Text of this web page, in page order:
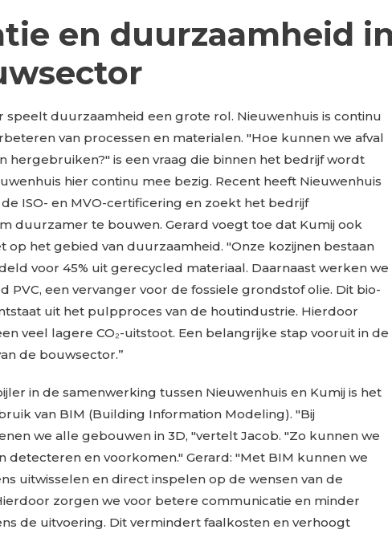
en duurzaamheid in
speelt duurzaamheid een grote rol. Nieuwenhuis is continu
van processen en materialen. "Hoe kunnen we afval
hergebruiken?" is een vraag die binnen het bedrijf wordt
hier continu mee bezig. Recent heeft Nieuwenhuis
ISO- en MVO-certificering en zoekt het bedrijf
duurzamer te bouwen. Gerard voegt toe dat Kumij ook
op het gebied van duurzaamheid. "Onze kozijnen bestaan
voor 45% uit gerecycled materiaal. Daarnaast werken we
PVC, een vervanger voor de fossiele grondstof olie. Dit bio-
uit het pulpproces van de houtindustrie. Hierdoor
veel lagere CO₂-uitstoot. Een belangrijke stap vooruit in de
de bouwsector.”
in de samenwerking tussen Nieuwenhuis en Kumij is het
van BIM (Building Information Modeling). "Bij
we alle gebouwen in 3D, "vertelt Jacob. "Zo kunnen we
detecteren en voorkomen." Gerard: "Met BIM kunnen we
uitwisselen en direct inspelen op de wensen van de
zorgen we voor betere communicatie en minder
de uitvoering. Dit vermindert faalkosten en verhoogt